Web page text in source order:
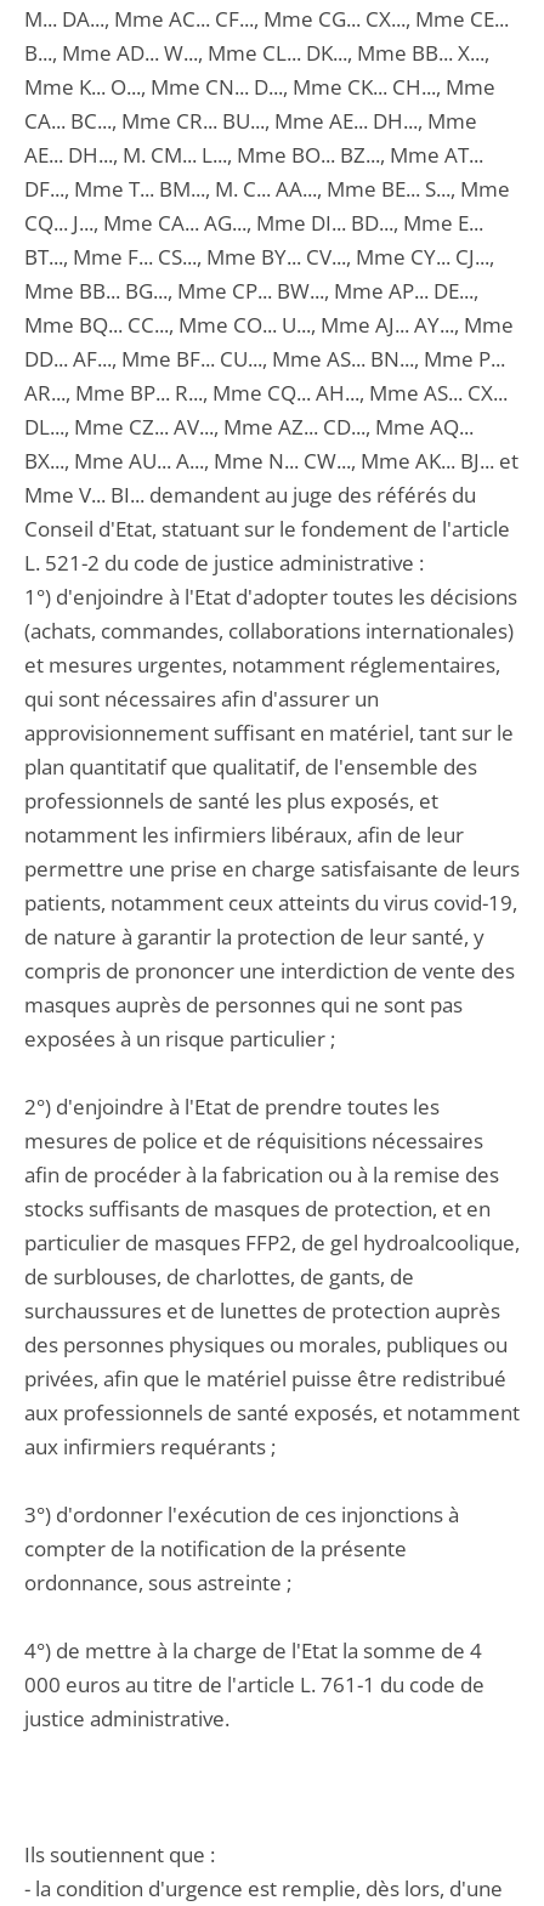
M... DA..., Mme AC... CF..., Mme CG... CX..., Mme CE...
B..., Mme AD... W..., Mme CL... DK..., Mme BB... X...,
Mme K... O..., Mme CN... D..., Mme CK... CH..., Mme
CA... BC..., Mme CR... BU..., Mme AE... DH..., Mme
AE... DH..., M. CM... L..., Mme BO... BZ..., Mme AT...
DF..., Mme T... BM..., M. C... AA..., Mme BE... S..., Mme
CQ... J..., Mme CA... AG..., Mme DI... BD..., Mme E...
BT..., Mme F... CS..., Mme BY... CV..., Mme CY... CJ...,
Mme BB... BG..., Mme CP... BW..., Mme AP... DE...,
Mme BQ... CC..., Mme CO... U..., Mme AJ... AY..., Mme
DD... AF..., Mme BF... CU..., Mme AS... BN..., Mme P...
AR..., Mme BP... R..., Mme CQ... AH..., Mme AS... CX...
DL..., Mme CZ... AV..., Mme AZ... CD..., Mme AQ...
BX..., Mme AU... A..., Mme N... CW..., Mme AK... BJ... et
Mme V... BI... demandent au juge des référés du
Conseil d'Etat, statuant sur le fondement de l'article
L. 521-2 du code de justice administrative :
1°) d'enjoindre à l'Etat d'adopter toutes les décisions
(achats, commandes, collaborations internationales)
et mesures urgentes, notamment réglementaires,
qui sont nécessaires afin d'assurer un
approvisionnement suffisant en matériel, tant sur le
plan quantitatif que qualitatif, de l'ensemble des
professionnels de santé les plus exposés, et
notamment les infirmiers libéraux, afin de leur
permettre une prise en charge satisfaisante de leurs
patients, notamment ceux atteints du virus covid-19,
de nature à garantir la protection de leur santé, y
compris de prononcer une interdiction de vente des
masques auprès de personnes qui ne sont pas
exposées à un risque particulier ;
2°) d'enjoindre à l'Etat de prendre toutes les
mesures de police et de réquisitions nécessaires
afin de procéder à la fabrication ou à la remise des
stocks suffisants de masques de protection, et en
particulier de masques FFP2, de gel hydroalcoolique,
de surblouses, de charlottes, de gants, de
surchaussures et de lunettes de protection auprès
des personnes physiques ou morales, publiques ou
privées, afin que le matériel puisse être redistribué
aux professionnels de santé exposés, et notamment
aux infirmiers requérants ;
3°) d'ordonner l'exécution de ces injonctions à
compter de la notification de la présente
ordonnance, sous astreinte ;
4°) de mettre à la charge de l'Etat la somme de 4
000 euros au titre de l'article L. 761-1 du code de
justice administrative.
Ils soutiennent que :
- la condition d'urgence est remplie, dès lors, d'une